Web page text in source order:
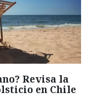
Revisa la
en Chile